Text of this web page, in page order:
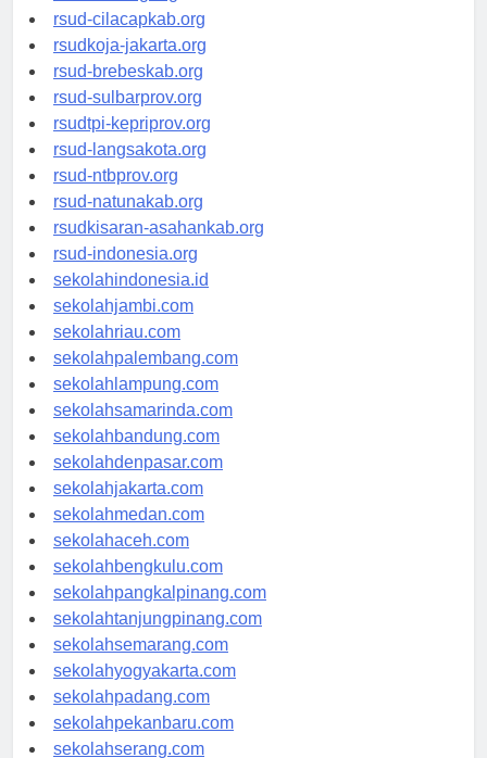
rsud-sintang.org
rsud-cilacapkab.org
rsudkoja-jakarta.org
rsud-brebeskab.org
rsud-sulbarprov.org
rsudtpi-kepriprov.org
rsud-langsakota.org
rsud-ntbprov.org
rsud-natunakab.org
rsudkisaran-asahankab.org
rsud-indonesia.org
sekolahindonesia.id
sekolahjambi.com
sekolahriau.com
sekolahpalembang.com
sekolahlampung.com
sekolahsamarinda.com
sekolahbandung.com
sekolahdenpasar.com
sekolahjakarta.com
sekolahmedan.com
sekolahaceh.com
sekolahbengkulu.com
sekolahpangkalpinang.com
sekolahtanjungpinang.com
sekolahsemarang.com
sekolahyogyakarta.com
sekolahpadang.com
sekolahpekanbaru.com